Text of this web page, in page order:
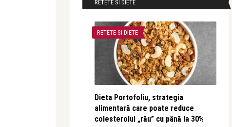
RETETE SI DIETE
RETETE SI DIETE
Dieta Portofoliu, strategia
alimentară care poate reduce
colesterolul „rău” cu până la 30%